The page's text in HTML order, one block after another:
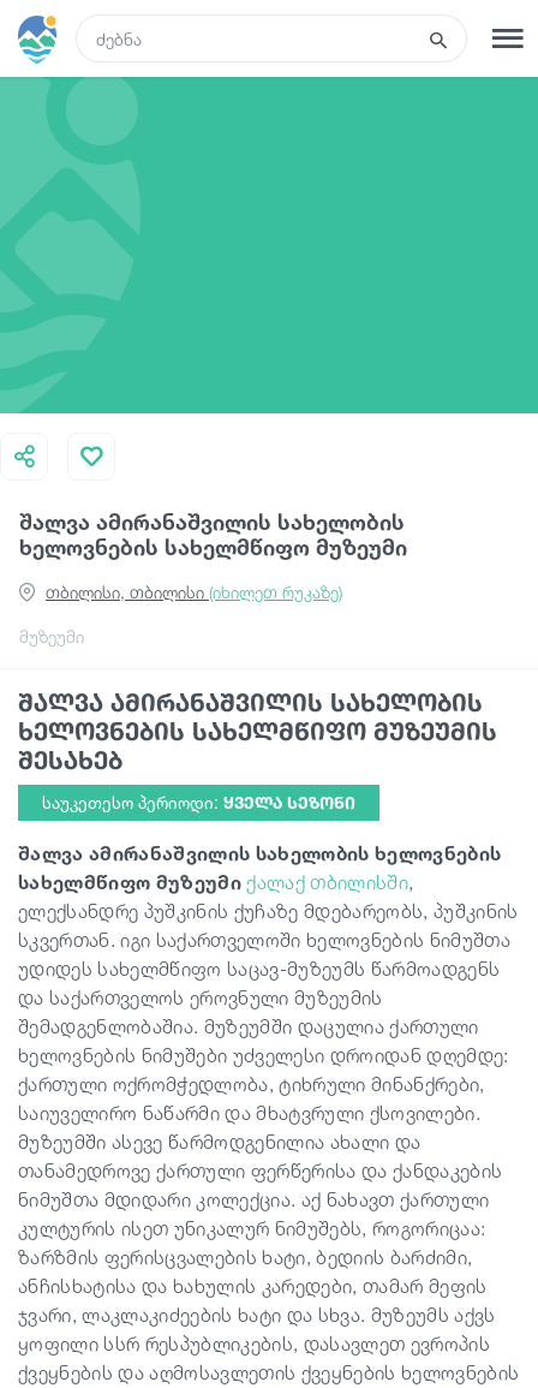
რეგისტრაცია
ტურები
სასტუმროები
ტრანსპორტი
რა ვნახოთ
გიდები
სტატიები
შალვა ამირანაშვილის სახელობის
ხელოვნების სახელმწიფო მუზეუმი
მუზეუმი
თბილისი, თბილისი (იხილეთ რუკაზე)
შალვა ამირანაშვილის სახელობის
ხელოვნების სახელმწიფო მუზეუმის
შესახებ
საუკეთესო პერიოდი: ᲧᲕᲔᲚᲐ ᲡᲔᲖᲝᲜᲘ
შალვა ამირანაშვილის სახელობის ხელოვნების
სახელმწიფო მუზეუმი ქალაქ თბილისში,
ელექსანდრე პუშკინის ქუჩაზე მდებარეობს, პუშკინის
სკვერთან. იგი საქართველოში ხელოვნების ნიმუშთა
უდიდეს სახელმწიფო საცავ-მუზეუმს წარმოადგენს
და საქართველოს ეროვნული მუზეუმის
შემადგენლობაშია. მუზეუმში დაცულია ქართული
ხელოვნების ნიმუშები უძველესი დროიდან დღემდე:
ქართული ოქრომჭედლობა, ტიხრული მინანქრები,
საიუველირო ნაწარმი და მხატვრული ქსოვილები.
მუზეუმში ასევე წარმოდგენილია ახალი და
თანამედროვე ქართული ფერწერისა და ქანდაკების
ნიმუშთა მდიდარი კოლექცია. აქ ნახავთ ქართული
კულტურის ისეთ უნიკალურ ნიმუშებს, როგორიცაა:
ზარზმის ფერისცვალების ხატი, ბედიის ბარძიმი,
ანჩისხატისა და ხახულის კარედები, თამარ მეფის
ჯვარი, ლაკლაკიძეების ხატი და სხვა. მუზეუმს აქვს
ყოფილი სსრ რესპუბლიკების, დასავლეთ ევროპის
ქვეყნების და აღმოსავლეთის ქვეყნების ხელოვნების